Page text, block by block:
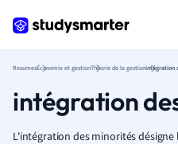
ResumesÉconomie et gestionThéorie de la gestionintégration
intégration
L'intégration des minorités